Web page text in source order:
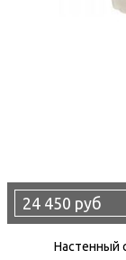
24 450 руб
Настенный